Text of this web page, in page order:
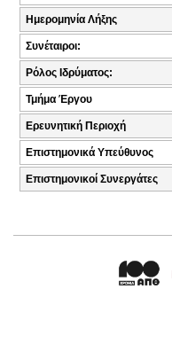
Ημερομηνία Λήξης
Συνέταιροι:
Ρόλος Ιδρύματος:
Τμήμα Έργου
Ερευνητική Περιοχή
Επιστημονικά Υπεύθυνος
Επιστημονικοί Συνεργάτες